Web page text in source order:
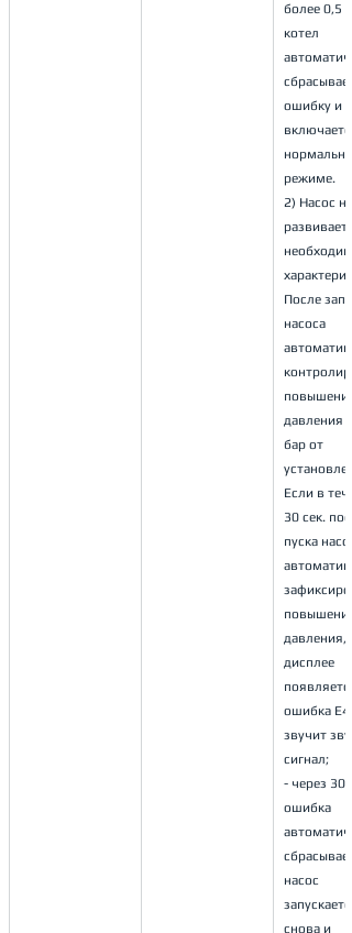
более 0,5
котел
сбрасывает
ошибку и
режиме.
2) Насос не
развивает
После
насоса
автоматика
повышение
давления
бар от
Если в
30 сек.
пуска
повышения
давления,
дисплее
появляется
ошибка Е4
звучит
сигнал;
- через 30
ошибка
насос
снова и